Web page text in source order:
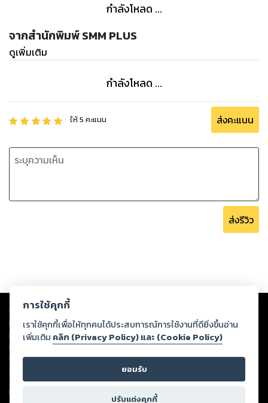
กำลังโหลด ...
จากสำนักพิมพ์ SMM PLUS
ดูเพิ่มเติม
กำลังโหลด ...
ให้5 คะแนน ส่งคะแนน
ส่งรีวิว
Copyright © 2026
ต่อผลงานหรือเนื้อหาใดที่อัปโหลดผ่านเว็บไซต์และปรากฏว่าละเมิดสิทธิใน
ทรัพย์สินทางปัญญาของบุคคลอื่นหรือขัดต่อกฎหมายและศีลธรรม ดังนั้น ผู้อ่าน
ทุกท่านโปรดใช้วิจารณญาณในการกลั่นกรองด้วยตนเอง และหากท่านพบว่าส่วน
หนึ่งส่วนใดขัดต่อกฎหมายและศีลธรรม กรุณาแจ้งมายังบริษัท เพื่อทีมงานจะได้
ดำเนินการในทันที ทั้งนี้ ทางสตอรี่ล็อกขอสงวนลิขสิทธิ์ตามพระราชบัญญัติ
ลิขสิทธิ์ พ.ศ. 2537 (ฉบับล่าสุด)
For support: member@ookbee.com
การใช้คุกกี้
เราใช้คุกกี้เพื่อให้ทุกคนได้ประสบการณ์การใช้งานที่ดียิ่งขึ้นอ่าน
เพิ่มเติม คลิก (Privacy Policy) และ (Cookie Policy)
ยอมรับ
ปรับแต่งคุกกี้